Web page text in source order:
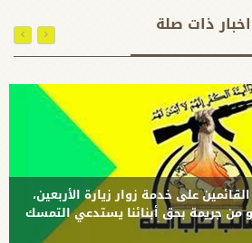
جهالة من
اخبار ذات صلة
على خدمة زوار زيارة الأربعين،
من جريمة بحق أبنائنا يستدعي التمسك
من يريد بنا شراً